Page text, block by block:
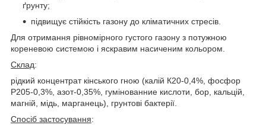
ґрунту;
підвищує стійкість газону до кліматичних стресів.
Для отримання рівномірного густого газону з потужною
кореневою системою і яскравим насиченим кольором.
Склад:
рідкий концентрат кінського гною (калій К20-0,4%, фосфор
Р205-0,3%, азот-0,35%, гумінованние кислоти, бор, кальцій,
магній, мідь, марганець), грунтові бактерії.
Спосіб застосування: